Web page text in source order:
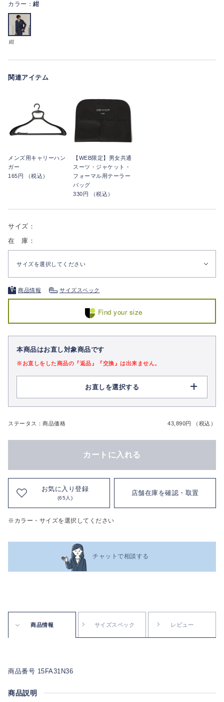
カラー： 紺
紺
関連アイテム
メンズ用キャリーハン
ガー
165円 （税込）
【WEB限定】男女共通
スーツ・ジャケット・
フォーマル用テーラー
バッグ
330円 （税込）
サイズ：
在 庫：
サイズを選択してください
商品情報 サイズスペック
Find your size
本商品はお直し対象商品です
※お直しをした商品の『返品』『交換』は出来ません。
お直しを選択する
ステータス：商品価格 43,890円 （税込）
カートに入れる
お気に入り登録
(65人)
店舗在庫を確認・取置
※カラー・サイズを選択してください
チャットで相談する
商品情報 サイズスペック レビュー
商品番号 15FA31N36
商品説明